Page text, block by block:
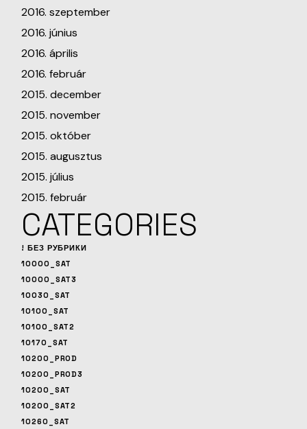
2016. szeptember
2016. június
2016. április
2016. február
2015. december
2015. november
2015. október
2015. augusztus
2015. július
2015. február
CATEGORIES
! БЕЗ РУБРИКИ
10000_SAT
10000_SAT3
10030_SAT
10100_SAT
10100_SAT2
10170_SAT
10200_PROD
10200_PROD3
10200_SAT
10200_SAT2
10260_SAT